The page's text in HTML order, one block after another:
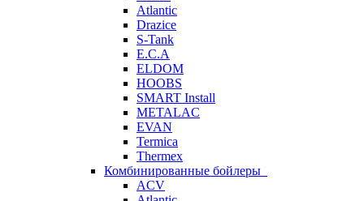
Atlantic
Drazice
S-Tank
E.C.A
ELDOM
HOOBS
SMART Install
METALAC
EVAN
Termica
Thermex
Комбинированные бойлеры
ACV